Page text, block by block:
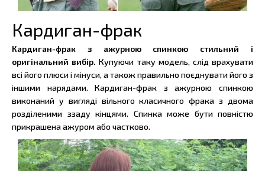
Кардиган-фрак
Кардиган-фрак з ажурною спинкою стильний і
оригінальний вибір. Купуючи таку модель, слід врахувати
всі його плюси і мінуси, а також правильно поєднувати його з
іншими нарядами. Кардиган-фрак з ажурною спинкою
виконаний у вигляді вільного класичного фрака з двома
розділеними ззаду кінцями. Спинка може бути повністю
прикрашена ажуром або частково.